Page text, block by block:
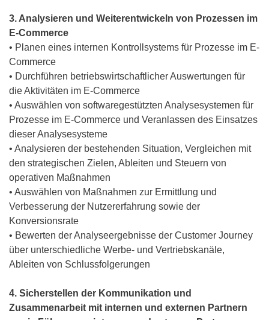
3. Analysieren und Weiterentwickeln von Prozessen im
E-Commerce
• Planen eines internen Kontrollsystems für Prozesse im E-
Commerce
• Durchführen betriebswirtschaftlicher Auswertungen für
die Aktivitäten im E-Commerce
• Auswählen von softwaregestützten Analysesystemen für
Prozesse im E-Commerce und Veranlassen des Einsatzes
dieser Analysesysteme
• Analysieren der bestehenden Situation, Vergleichen mit
den strategischen Zielen, Ableiten und Steuern von
operativen Maßnahmen
• Auswählen von Maßnahmen zur Ermittlung und
Verbesserung der Nutzererfahrung sowie der
Konversionsrate
• Bewerten der Analyseergebnisse der Customer Journey
über unterschiedliche Werbe- und Vertriebskanäle,
Ableiten von Schlussfolgerungen
4. Sicherstellen der Kommunikation und
Zusammenarbeit mit internen und externen Partnern